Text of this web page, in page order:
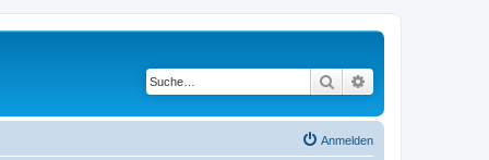
Suche
Anmelden